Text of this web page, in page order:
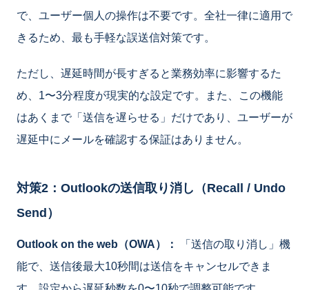
で、ユーザー個人の操作は不要です。全社一律に適用で
きるため、最も手軽な誤送信対策です。
ただし、遅延時間が長すぎると業務効率に影響するた
め、1〜3分程度が現実的な設定です。また、この機能
はあくまで「送信を遅らせる」だけであり、ユーザーが
遅延中にメールを確認する保証はありません。
対策2：Outlookの送信取り消し（Recall / Undo
Send）
Outlook on the web（OWA）：
「送信の取り消し」機
能で、送信後最大10秒間は送信をキャンセルできま